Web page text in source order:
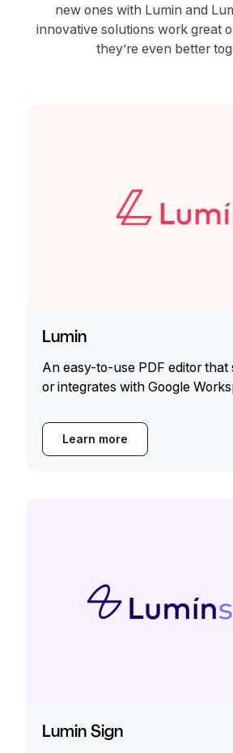
new ones with Lumin and
innovative solutions work great
they’re even better
Lumin
An easy-to-use PDF editor that
or integrates with Google
Learn more
Lumin Sign